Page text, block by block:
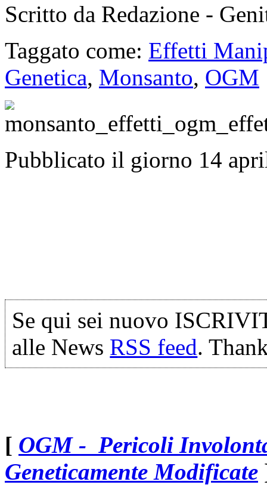
Scritto da Redazione -
Taggato come: Effetti
Genetica, Monsanto, OGM
Pubblicato il giorno 14
Se qui sei nuovo
alle News RSS feed.
[ OGM - Pericoli
Geneticamente Modificate